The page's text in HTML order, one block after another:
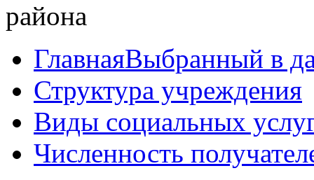
района
ГлавнаяВыбранный в
Структура учреждения
Виды социальных
Численность